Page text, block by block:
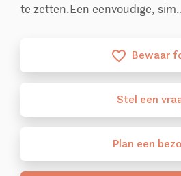
te zetten.Een eenvoudige,
favorite_border Bewaar
Stel een
Plan een